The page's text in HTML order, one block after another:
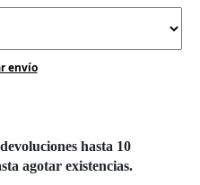
envío
hasta 10
agotar existencias.